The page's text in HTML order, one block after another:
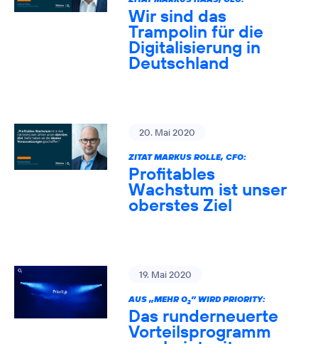
Wir sind das
Trampolin für die
Digitalisierung in
Deutschland
20. Mai 2020
ZITAT MARKUS ROLLE, CFO:
Profitables
Wachstum ist unser
oberstes Ziel
19. Mai 2020
AUS „MEHR O2” WIRD PRIORITY:
Das runderneuerte
Vorteilsprogramm